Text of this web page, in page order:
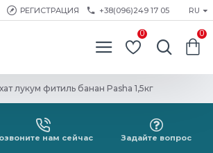
РЕГИСТРАЦИЯ +38(096)249 17 05 RU
0 0
лукум фитиль банан Pasha 1,5кг
нам сейчас Задайте вопрос